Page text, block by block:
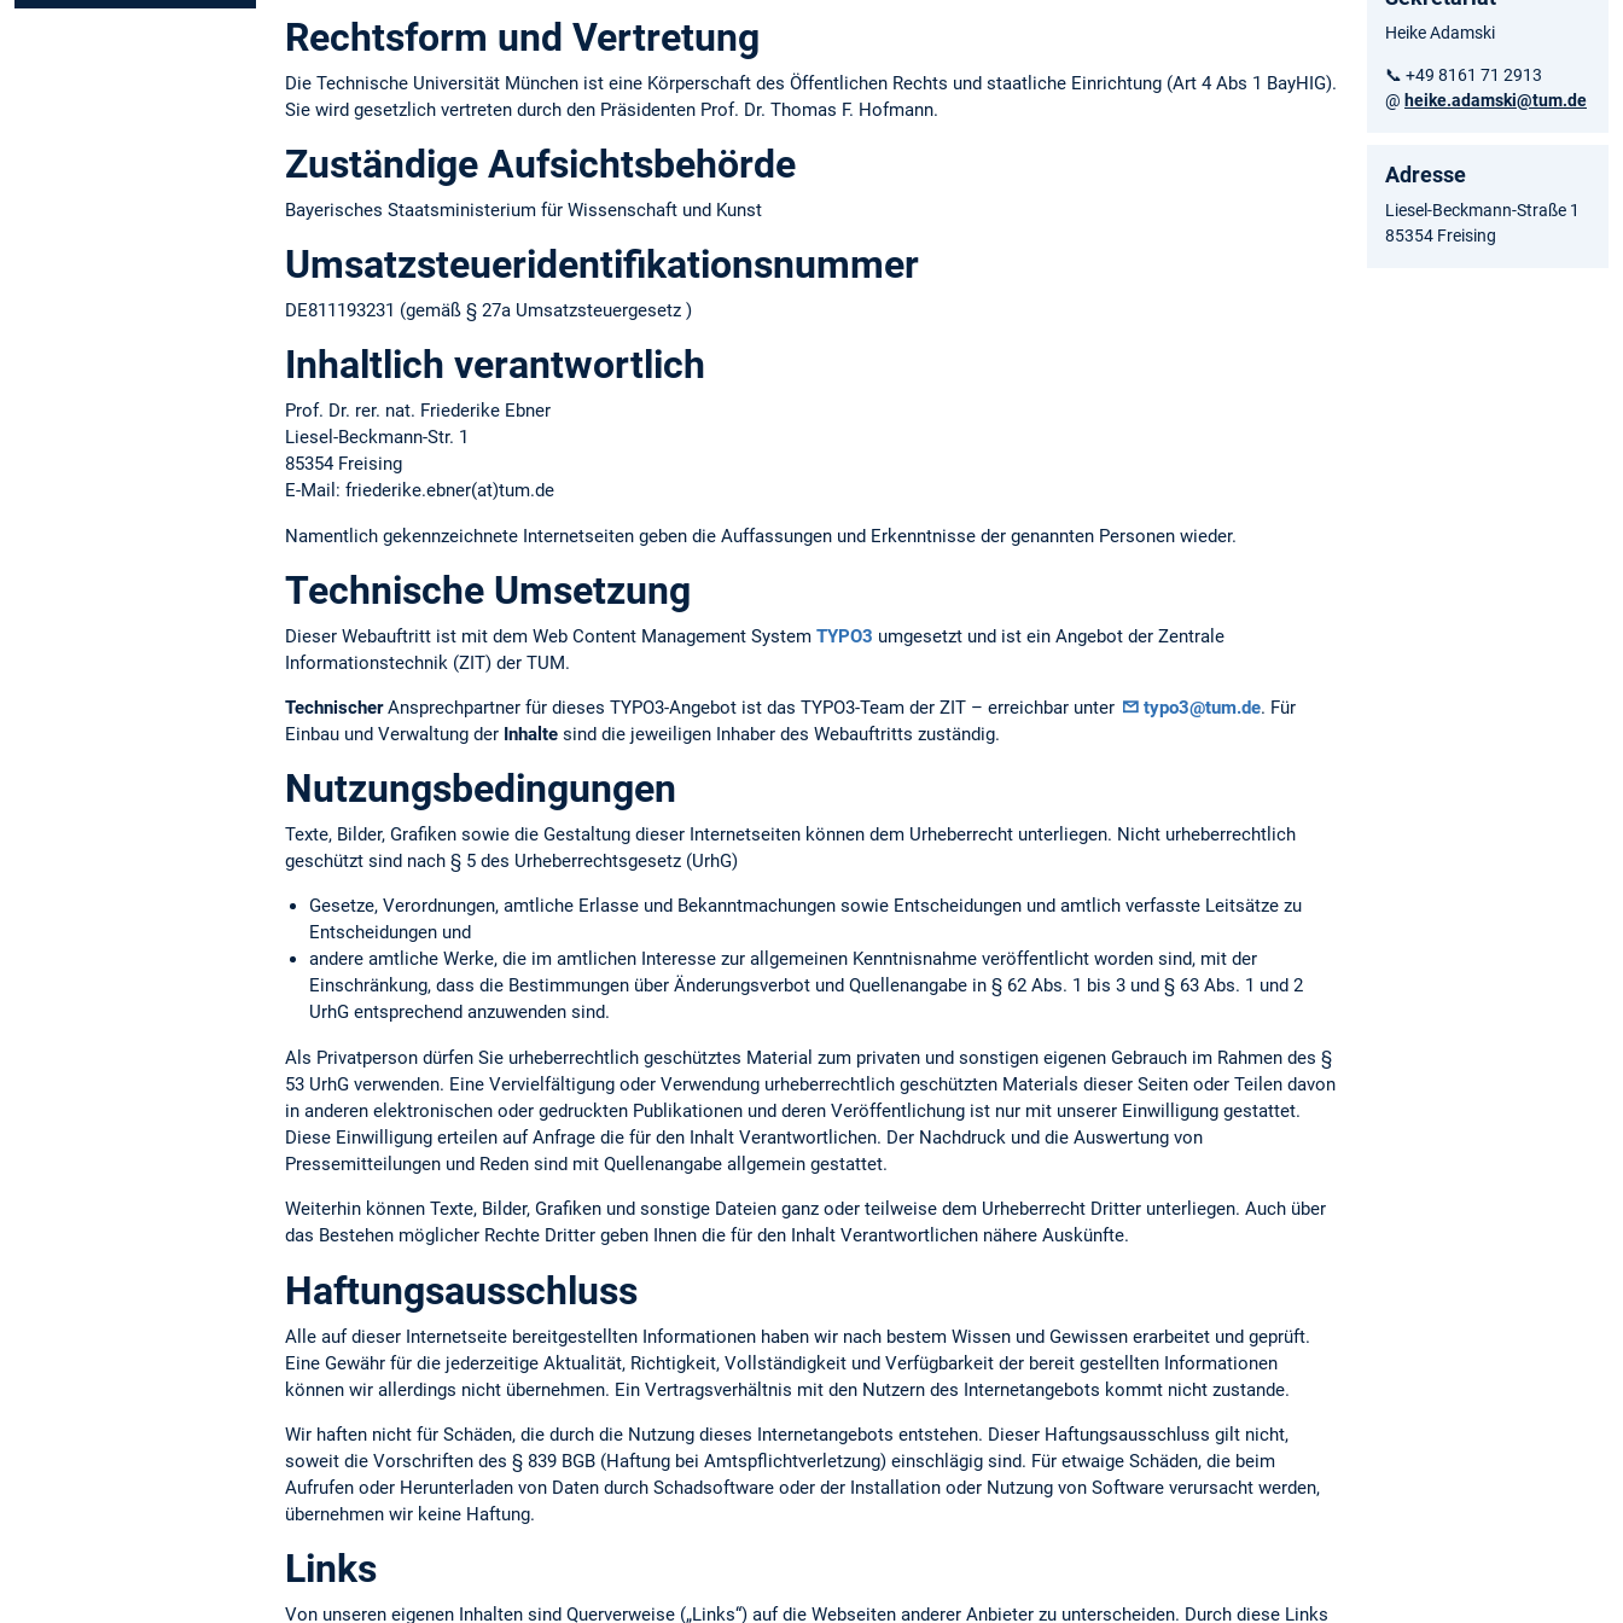
Rechtsform und Vertretung
Die Technische Universität München ist eine Körperschaft des Öffentlichen Rechts und staatliche Einrichtung (Art 4 Abs 1 BayHIG).
Sie wird gesetzlich vertreten durch den Präsidenten Prof. Dr. Thomas F. Hofmann.
Zuständige Aufsichtsbehörde
Bayerisches Staatsministerium für Wissenschaft und Kunst
Umsatzsteuer­identifikations­nummer
DE811193231 (gemäß § 27a Umsatzsteuergesetz )
Inhaltlich verantwortlich
Prof. Dr. rer. nat. Friederike Ebner
Liesel-Beckmann-Str. 1
85354 Freising
E-Mail: friederike.ebner(at)tum.de
Namentlich gekennzeichnete Internetseiten geben die Auffassungen und Erkenntnisse der genannten Personen wieder.
Technische Umsetzung
Dieser Webauftritt ist mit dem Web Content Management System TYPO3 umgesetzt und ist ein Angebot der Zentrale
Informationstechnik (ZIT) der TUM.
TechnischerAnsprechpartner für dieses TYPO3-Angebot ist das TYPO3-Team der ZIT – erreichbar unter typo3@tum.de. Für
Einbau und Verwaltung der Inhalte sind die jeweiligen Inhaber des Webauftritts zuständig.
Nutzungsbedingungen
Texte, Bilder, Grafiken sowie die Gestaltung dieser Internetseiten können dem Urheberrecht unterliegen. Nicht urheberrechtlich
geschützt sind nach § 5 des Urheberrechtsgesetz (UrhG)
Gesetze, Verordnungen, amtliche Erlasse und Bekanntmachungen sowie Entscheidungen und amtlich verfasste Leitsätze zu
Entscheidungen und
andere amtliche Werke, die im amtlichen Interesse zur allgemeinen Kenntnisnahme veröffentlicht worden sind, mit der
Einschränkung, dass die Bestimmungen über Änderungsverbot und Quellenangabe in § 62 Abs. 1 bis 3 und § 63 Abs. 1 und 2
UrhG entsprechend anzuwenden sind.
Als Privatperson dürfen Sie urheberrechtlich geschütztes Material zum privaten und sonstigen eigenen Gebrauch im Rahmen des §
53 UrhG verwenden. Eine Vervielfältigung oder Verwendung urheberrechtlich geschützten Materials dieser Seiten oder Teilen davon
in anderen elektronischen oder gedruckten Publikationen und deren Veröffentlichung ist nur mit unserer Einwilligung gestattet.
Diese Einwilligung erteilen auf Anfrage die für den Inhalt Verantwortlichen. Der Nachdruck und die Auswertung von
Pressemitteilungen und Reden sind mit Quellenangabe allgemein gestattet.
Weiterhin können Texte, Bilder, Grafiken und sonstige Dateien ganz oder teilweise dem Urheberrecht Dritter unterliegen. Auch über
das Bestehen möglicher Rechte Dritter geben Ihnen die für den Inhalt Verantwortlichen nähere Auskünfte.
Haftungsausschluss
Alle auf dieser Internetseite bereitgestellten Informationen haben wir nach bestem Wissen und Gewissen erarbeitet und geprüft.
Eine Gewähr für die jederzeitige Aktualität, Richtigkeit, Vollständigkeit und Verfügbarkeit der bereit gestellten Informationen
können wir allerdings nicht übernehmen. Ein Vertragsverhältnis mit den Nutzern des Internetangebots kommt nicht zustande.
Wir haften nicht für Schäden, die durch die Nutzung dieses Internetangebots entstehen. Dieser Haftungsausschluss gilt nicht,
soweit die Vorschriften des § 839 BGB (Haftung bei Amtspflichtverletzung) einschlägig sind. Für etwaige Schäden, die beim
Aufrufen oder Herunterladen von Daten durch Schadsoftware oder der Installation oder Nutzung von Software verursacht werden,
übernehmen wir keine Haftung.
Links
Von unseren eigenen Inhalten sind Querverweise („Links“) auf die Webseiten anderer Anbieter zu unterscheiden. Durch diese Links
Heike Adamski
📞 +49 8161 71 2913
@ heike.adamski@tum.de
Adresse
Liesel-Beckmann-Straße 1
85354 Freising